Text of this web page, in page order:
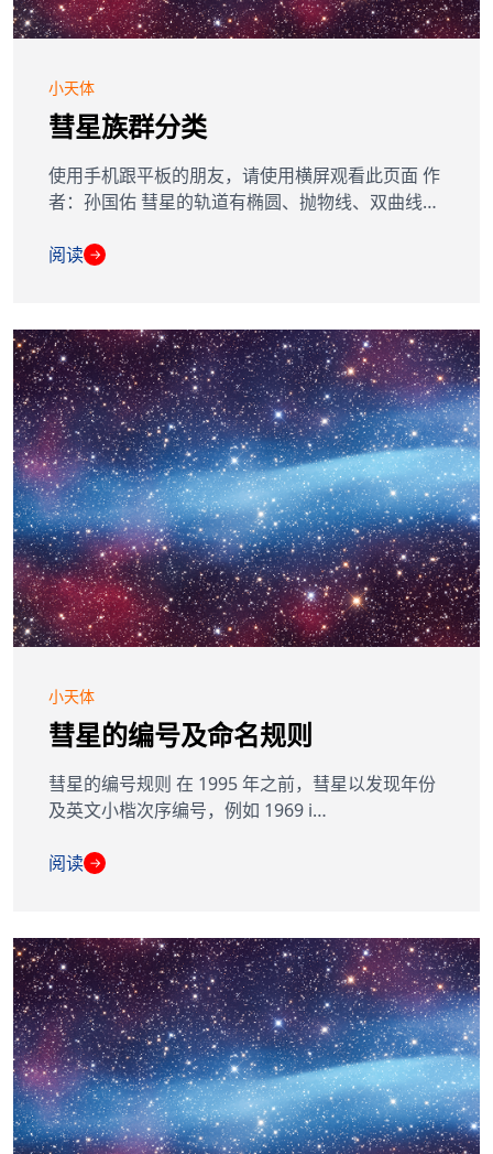
小天体
彗星族群分类
使用手机跟平板的朋友，请使用横屏观看此页面 作
者：孙国佑 彗星的轨道有椭圆、抛物线、双曲线…
阅读 →
小天体
彗星的编号及命名规则
彗星的编号规则 在 1995 年之前，彗星以发现年份
及英文小楷次序编号，例如 1969 i…
阅读 →